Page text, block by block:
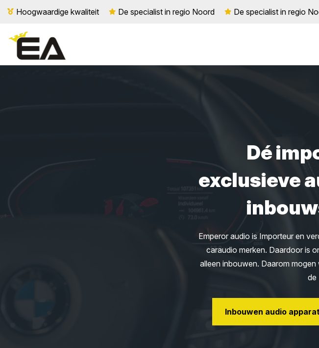
Hoogwaardige kwaliteit De specialist in regio Noord De specialist in regio
Dé
exclusieve
Emperor audio is Importeur en
caraudio merken. Daardoor is
alleen inbouwen. Daarom
de
Inbouwen audio